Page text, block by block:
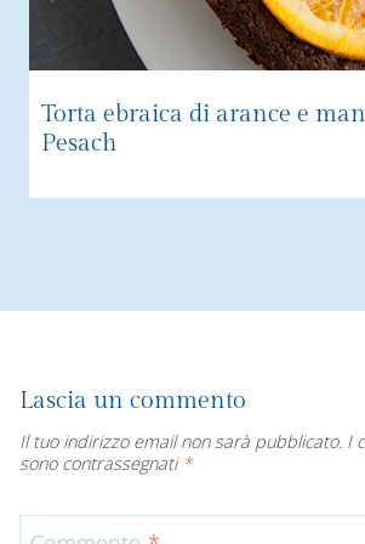
Torta ebraica di arance e
Pesach
Lascia un commento
Il tuo indirizzo email non sarà pubblicato. I
sono contrassegnati *